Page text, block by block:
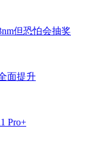
但恐怕会抽奖
面提升
Pro+